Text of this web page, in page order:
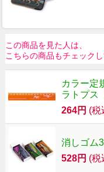
この商品を見た人は、
こちらの商品もチェックし
カラー定
ラトプス
264円 (税
消しゴム
528円 (税